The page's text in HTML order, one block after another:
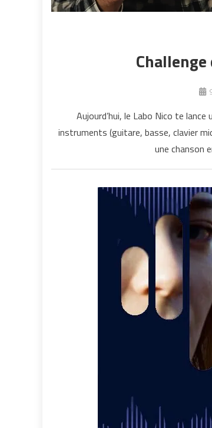
Aujourd’hui, le Labo Nico te lance
instruments (guitare, basse, clavier
une chanson